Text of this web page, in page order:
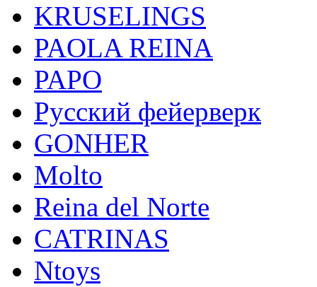
KRUSELINGS
PAOLA REINA
PAPO
Русский фейерверк
GONHER
Molto
Reina del Norte
CATRINAS
Ntoys